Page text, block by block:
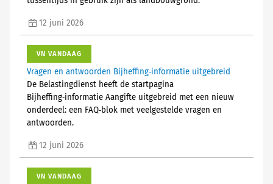
12 juni 2026
VN VANDAAG
Vragen en antwoorden Bijheffing‑informatie uitgebreid
De Belastingdienst heeft de startpagina
Bijheffing‑informatie Aangifte uitgebreid met een nieuw
onderdeel: een FAQ‑blok met veelgestelde vragen en
antwoorden.
12 juni 2026
VN VANDAAG